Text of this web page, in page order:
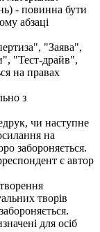
- повинна бути
абзаці
"Заява",
"Тест-драйв",
на правах
з
чи наступне
на
забороняється.
є автор
творів
для осіб